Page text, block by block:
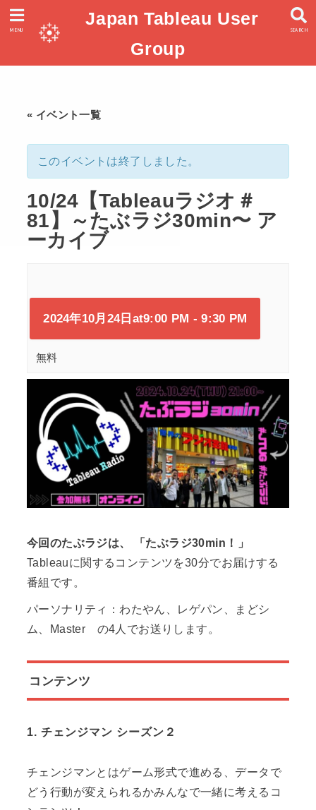
Japan Tableau User
Group
SEARCH
MENU
« イベント一覧
このイベントは終了しました。
10/24【Tableauラジオ＃
81】～たぶラジ30min〜 ア
ーカイブ
2024年10月24日at9:00 PM -9:30 PM
無料
今回のたぶラジは、 「たぶラジ30min！」
Tableauに関するコンテンツを30分でお届けする
番組です。
パーソナリティ：わたやん、レゲパン、まどシ
ム、Master の4人でお送りします。
コンテンツ
1. チェンジマン シーズン２
チェンジマンとはゲーム形式で進める、データで
どう行動が変えられるかみんなで一緒に考えるコ